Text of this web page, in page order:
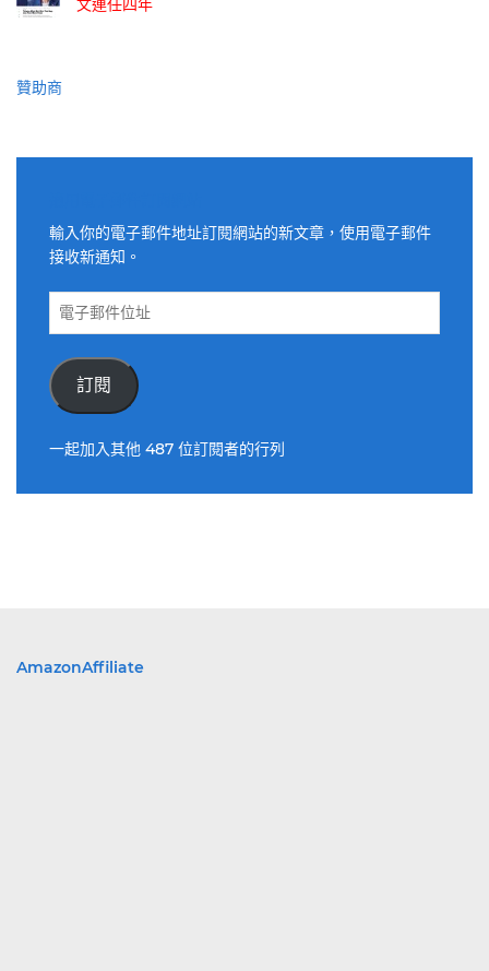
贊助商
輸入你的電子郵件地址訂閱網站的新文章，使用電子郵件
接收新通知。
電
件
位
訂閱
一起加入其他 487 位訂閱者的行列
AmazonAffiliate